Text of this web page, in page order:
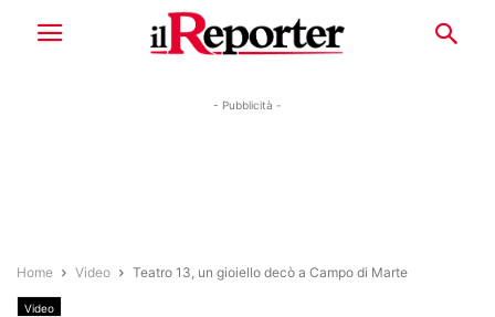
- Pubblicità -
Home Video Teatro 13, un gioiello decò a Campo di Marte
Video